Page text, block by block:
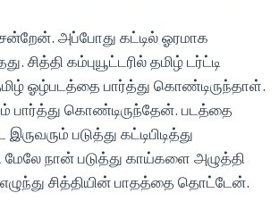
அப்போது கட்டில் ஓரமாக
சித்தி கம்புயூட்டரில் தமிழ் டர்ட்டி
ஓழ்படத்தை பார்த்து கொண்டிருந்தாள்.
பார்த்து கொண்டிருந்தேன். படத்தை
படுத்து கட்டிபிடித்து
மேலே நான் படுத்து காய்களை அழுத்தி
சித்தியின் பாதத்தை தொட்டேன்.